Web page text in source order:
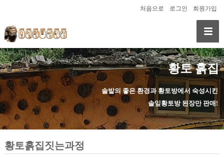
처음으로 로그인 회원가입
황토 흙집
솔밭의 좋은 환경과 황토방에서 숙성시킨
솔잎황토방 된장만 판매!
황토흙집짓는과정